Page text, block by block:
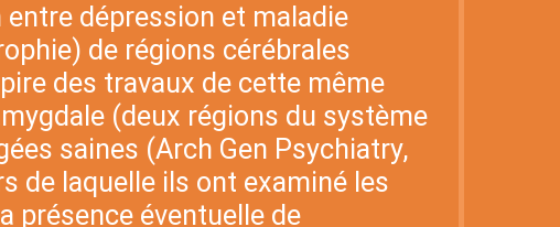
dépression et maladie
de régions cérébrales
des travaux de cette même
(deux régions du système
saines (Arch Gen Psychiatry,
de laquelle ils ont examiné les
présence éventuelle de